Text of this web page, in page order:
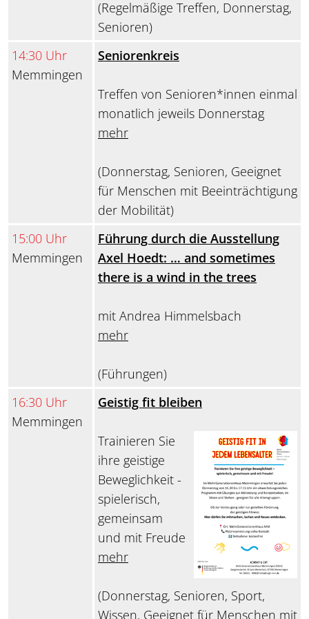
(Regelmäßige Treffen, Donnerstag,
Senioren)
14:30 Uhr
Memmingen
Seniorenkreis
Treffen von Senioren*innen einmal
monatlich jeweils Donnerstag
mehr
(Donnerstag, Senioren, Geeignet
für Menschen mit Beeinträchtigung
der Mobilität)
15:00 Uhr
Memmingen
Führung durch die Ausstellung
Axel Hoedt: … and sometimes
there is a wind in the trees
mit Andrea Himmelsbach
mehr
(Führungen)
16:30 Uhr
Memmingen
Geistig fit bleiben
Trainieren Sie
ihre geistige
Beweglichkeit -
spielerisch,
gemeinsam
und mit Freude
mehr
(Donnerstag, Senioren, Sport,
Wissen, Geeignet für Menschen mit